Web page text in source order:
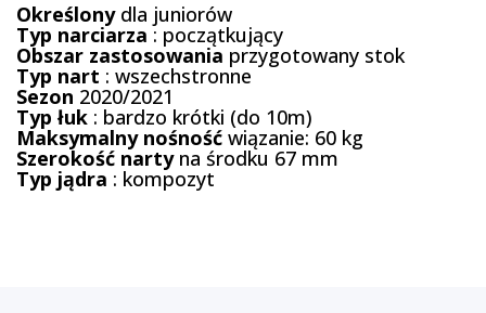
Określonydla juniorów
Typ narciarza : początkujący
Obszar zastosowania przygotowany stok
Typ nart : wszechstronne
Sezon 2020/2021
Typ łuk : bardzo krótki (do 10m)
Maksymalny nośność wiązanie: 60 kg
Szerokość nartyna środku 67 mm
Typ jądra : kompozyt